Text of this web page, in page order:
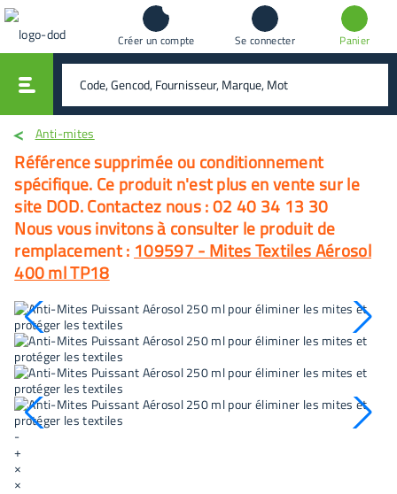
Créer un compte Se connecter Panier
rechercher
Anti-mites
Référence supprimée ou conditionnement
spécifique. Ce produit n'est plus en vente sur le
site DOD. Contactez nous : 02 40 34 13 30
Nous vous invitons à consulter le produit de
remplacement : 109597 - Mites Textiles Aérosol
400 ml TP18
-
+
×
×